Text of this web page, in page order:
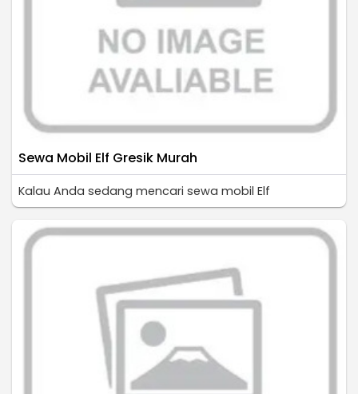
Sewa Mobil Elf Gresik Murah
Kalau Anda sedang mencari sewa mobil Elf